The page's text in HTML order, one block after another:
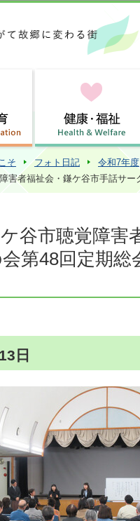
このペー
そ フォト日記
令和7年度
者福祉会・鎌ケ谷市手話サー
谷市聴覚障害
第48回定期総
日